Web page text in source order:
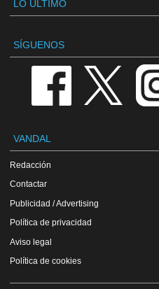
LO ÚLTIMO
SÍGUENOS
VANDAL
Redacción
Contactar
Publicidad / Advertising
Política de privacidad
Aviso legal
Política de cookies